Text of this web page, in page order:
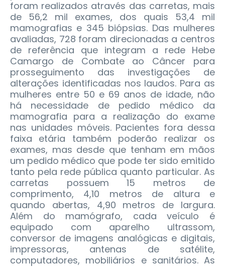
foram realizados através das carretas, mais
de 56,2 mil exames, dos quais 53,4 mil
mamografias e 345 biópsias. Das mulheres
avaliadas, 728 foram direcionadas a centros
de referência que integram a rede Hebe
Camargo de Combate ao Câncer para
prosseguimento das investigações de
alterações identificadas nos laudos. Para as
mulheres entre 50 e 69 anos de idade, não
há necessidade de pedido médico da
mamografia para a realização do exame
nas unidades móveis. Pacientes fora dessa
faixa etária também poderão realizar os
exames, mas desde que tenham em mãos
um pedido médico que pode ter sido emitido
tanto pela rede pública quanto particular. As
carretas possuem 15 metros de
comprimento, 4,10 metros de altura e
quando abertas, 4,90 metros de largura.
Além do mamógrafo, cada veículo é
equipado com aparelho ultrassom,
conversor de imagens analógicas e digitais,
impressoras, antenas de satélite,
computadores, mobiliários e sanitários. As